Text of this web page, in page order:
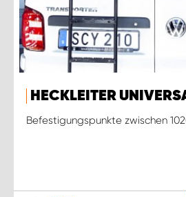
HECKLEITER
Befestigungspunkte zwischen